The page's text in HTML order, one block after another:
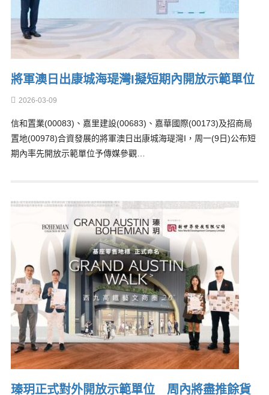
將軍澳日出康城海瑅灣I擬短期內開放示範單位
2026-03-09
信和置業(00083)、嘉里建設(00683)、嘉華國際(00173)及招商局
置地(00978)合資發展的將軍澳日出康城海瑅灣I，周一(9日)公布短
期內率先開放示範單位予傳媒參觀…
瑧玥正式對外開放示範單位 周內將盡推餘貨